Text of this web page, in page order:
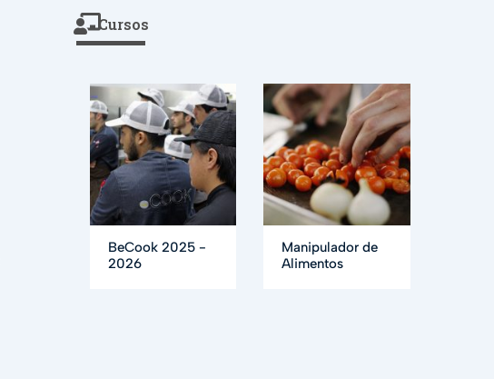
Cursos
BeCook 2025 -
2026
Manipulador de
Alimentos